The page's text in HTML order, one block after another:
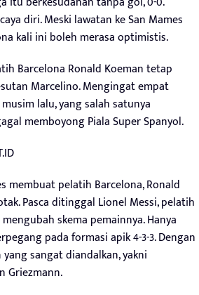
diri. Meski lawatan ke San Mames
kali ini boleh merasa optimistis.
Barcelona Ronald Koeman tetap
Marcelino. Mengingat empat
lalu, yang salah satunya
memboyong Piala Super Spanyol.
membuat pelatih Barcelona, Ronald
Pasca ditinggal Lionel Messi, pelatih
skema pemainnya. Hanya
pada formasi apik 4-3-3. Dengan
sangat diandalkan, yakni
Griezmann.